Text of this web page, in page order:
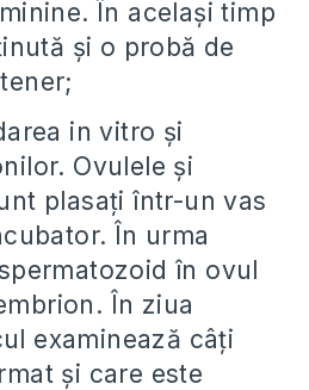
În același timp
și o probă de
in vitro și
Ovulele și
plasați într-un vas
În urma
în ovul
În ziua
examinează câți
și care este